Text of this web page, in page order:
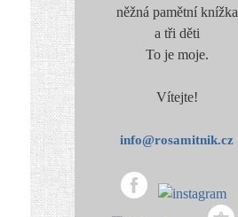
něžná pamětní knížka
a tři děti
To je moje.
Vítejte!
info@rosamitnik.cz